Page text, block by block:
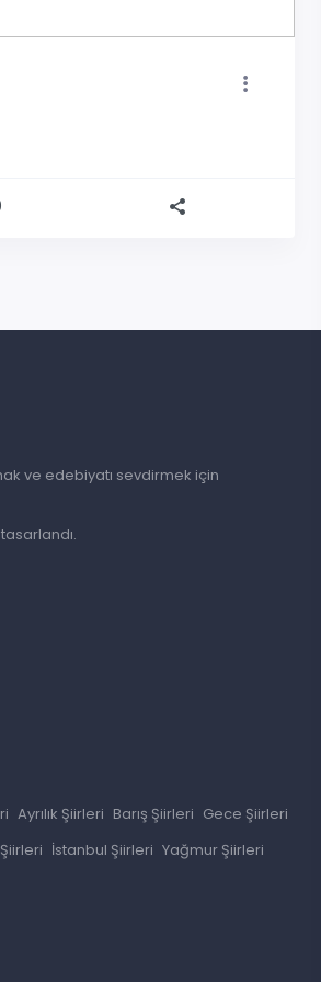
ve edebiyatı sevdirmek için
Ayrılık Şiirleri Barış Şiirleri Gece Şiirleri
İstanbul Şiirleri Yağmur Şiirleri